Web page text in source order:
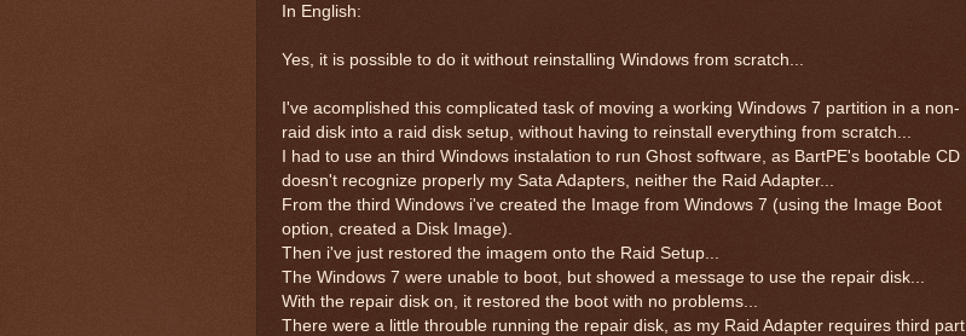
In English:
Yes, it is possible to do it without reinstalling Windows from scratch...
I've acomplished this complicated task of moving a working Windows 7 partition in a non-
raid disk into a raid disk setup, without having to reinstall everything from scratch...
I had to use an third Windows instalation to run Ghost software, as BartPE's bootable CD
doesn't recognize properly my Sata Adapters, neither the Raid Adapter...
From the third Windows i've created the Image from Windows 7 (using the Image Boot
option, created a Disk Image).
Then i've just restored the imagem onto the Raid Setup...
The Windows 7 were unable to boot, but showed a message to use the repair disk...
With the repair disk on, it restored the boot with no problems...
There were a little throuble running the repair disk, as my Raid Adapter requires third part